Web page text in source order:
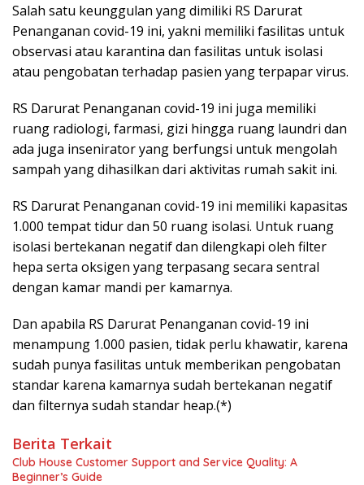
Salah satu keunggulan yang dimiliki RS Darurat
Penanganan covid-19 ini, yakni memiliki fasilitas untuk
observasi atau karantina dan fasilitas untuk isolasi
atau pengobatan terhadap pasien yang terpapar virus.
RS Darurat Penanganan covid-19 ini juga memiliki
ruang radiologi, farmasi, gizi hingga ruang laundri dan
ada juga insenirator yang berfungsi untuk mengolah
sampah yang dihasilkan dari aktivitas rumah sakit ini.
RS Darurat Penanganan covid-19 ini memiliki kapasitas
1.000 tempat tidur dan 50 ruang isolasi. Untuk ruang
isolasi bertekanan negatif dan dilengkapi oleh filter
hepa serta oksigen yang terpasang secara sentral
dengan kamar mandi per kamarnya.
Dan apabila RS Darurat Penanganan covid-19 ini
menampung 1.000 pasien, tidak perlu khawatir, karena
sudah punya fasilitas untuk memberikan pengobatan
standar karena kamarnya sudah bertekanan negatif
dan filternya sudah standar heap.(*)
Berita Terkait
Club House Customer Support and Service Quality: A
Beginner’s Guide